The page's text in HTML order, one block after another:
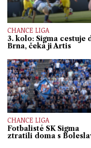
CHANCE LIGA
3. kolo: Sigma cestuje
Brna, čeká ji Artis
CHANCE LIGA
Fotbalisté SK Sigma
ztratili doma s